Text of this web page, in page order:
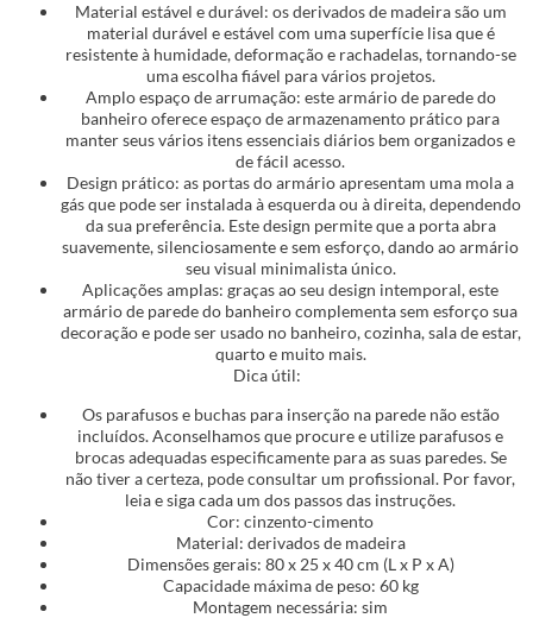
Material estável e durável: os derivados de madeira são um
material durável e estável com uma superfície lisa que é
resistente à humidade, deformação e rachadelas, tornando-se
uma escolha fiável para vários projetos.
Amplo espaço de arrumação: este armário de parede do
banheiro oferece espaço de armazenamento prático para
manter seus vários itens essenciais diários bem organizados e
de fácil acesso.
Design prático: as portas do armário apresentam uma mola a
gás que pode ser instalada à esquerda ou à direita, dependendo
da sua preferência. Este design permite que a porta abra
suavemente, silenciosamente e sem esforço, dando ao armário
seu visual minimalista único.
Aplicações amplas: graças ao seu design intemporal, este
armário de parede do banheiro complementa sem esforço sua
decoração e pode ser usado no banheiro, cozinha, sala de estar,
quarto e muito mais.
Dica útil:
Os parafusos e buchas para inserção na parede não estão
incluídos. Aconselhamos que procure e utilize parafusos e
brocas adequadas especificamente para as suas paredes. Se
não tiver a certeza, pode consultar um profissional. Por favor,
leia e siga cada um dos passos das instruções.
Cor: cinzento-cimento
Material: derivados de madeira
Dimensões gerais: 80 x 25 x 40 cm (L x P x A)
Capacidade máxima de peso: 60 kg
Montagem necessária: sim